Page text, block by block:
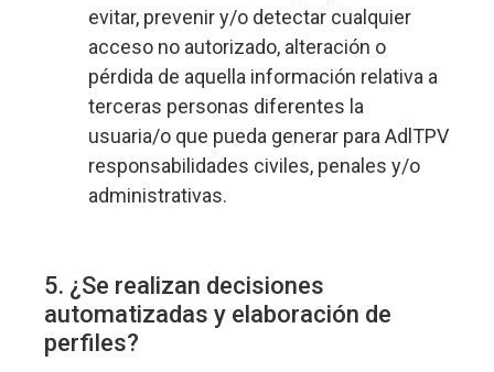
evitar, prevenir y/o detectar cualquier
acceso no autorizado, alteración o
pérdida de aquella información relativa a
terceras personas diferentes la
usuaria/o que pueda generar para AdlTPV
responsabilidades civiles, penales y/o
administrativas.
5. ¿Se realizan decisiones
automatizadas y elaboración de
perfiles?